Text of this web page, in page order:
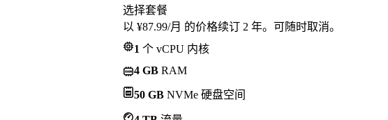
选择套餐
以 ¥87.99/月 的价格续订 2 年。可随时取消。
1 个 vCPU 内核
4 GB RAM
50 GB NVMe 硬盘空间